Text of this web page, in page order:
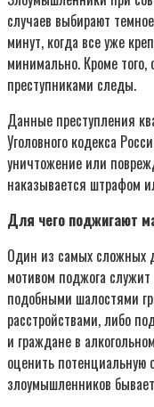
случаев выбирают
минут, когда все уже
минимально. Кроме
преступниками следы.
Данные преступления
Уголовного кодекса
уничтожение или
наказывается штрафом
Для чего поджигают
Один из самых сложных
мотивом поджога
подобными шалостями
расстройствами, либо
и граждане в
оценить потенциальную
злоумышленников